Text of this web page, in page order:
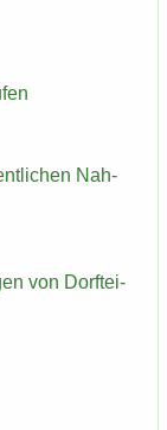
Nah­
von Dorf­tei­